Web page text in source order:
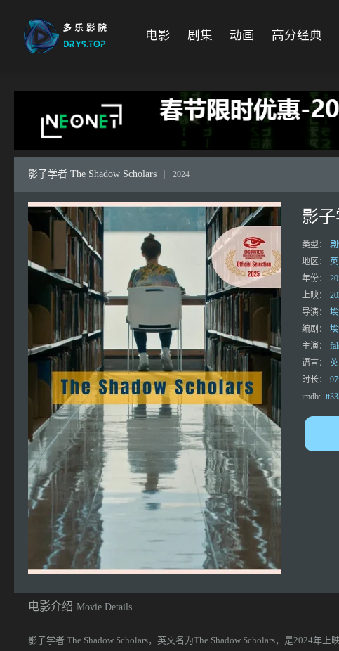
电影 剧集 动画 高分经典
影子学者 The Shadow Scholars 2024
影子
类型：
地区：
年份：
上映：
导演：
编剧：
主演：
语言：
时长：
imdb:
电影介绍 Movie Details
影子学者 The Shadow Scholars，英文名为The Shadow Scholars，是2024年上